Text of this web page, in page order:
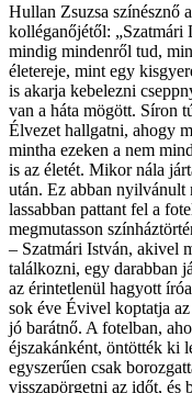
Hullan Zsuzsa színésznő
kolléganőjétől: „Szatmári
mindig mindenről tud,
életereje, mint egy
is akarja kebelezni
van a háta mögött. Síron
Élvezet hallgatni, ahogy
mintha ezeken a nem
is az életét. Mikor nála
után. Ez abban nyilvánult
lassabban pattant fel a
megmutasson
– Szatmári István, akivel
találkozni, egy darabban
az érintetlenül hagyott
sok éve Évivel koptatja
jó barátnő. A fotelban,
éjszakánként, öntötték ki
egyszerűen csak
visszapörgetni az időt, és